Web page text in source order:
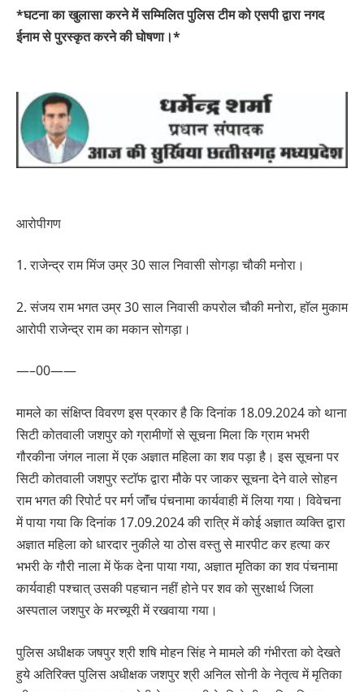
*घटना का खुलासा करने में सम्मिलित पुलिस टीम को एसपी द्वारा नगद
ईनाम से पुरस्कृत करने की घोषणा।*
आरोपीगण
1. राजेन्द्र राम मिंज उम्र 30 साल निवासी सोगड़ा चौकी मनोरा।
2. संजय राम भगत उम्र 30 साल निवासी कपरोल चौकी मनोरा, हाॅल मुकाम
आरोपी राजेन्द्र राम का मकान सोगड़ा।
—–00——
मामले का संक्षिप्त विवरण इस प्रकार है कि दिनांक 18.09.2024 को थाना
सिटी कोतवाली जशपुर को ग्रामीणों से सूचना मिला कि ग्राम भभरी
गौरकीना जंगल नाला में एक अज्ञात महिला का शव पड़ा है। इस सूचना पर
सिटी कोतवाली जशपुर स्टाॅफ द्वारा मौके पर जाकर सूचना देने वाले सोहन
राम भगत की रिपोर्ट पर मर्ग जाॅंच पंचनामा कार्यवाही में लिया गया। विवेचना
में पाया गया कि दिनांक 17.09.2024 की रात्रि में कोई अज्ञात व्यक्ति द्वारा
अज्ञात महिला को धारदार नुकीले या ठोस वस्तु से मारपीट कर हत्या कर
भभरी के गौरी नाला में फेंक देना पाया गया, अज्ञात मृतिका का शव पंचनामा
कार्यवाही पश्चात् उसकी पहचान नहीं होने पर शव को सुरक्षार्थ जिला
अस्पताल जशपुर के मरच्यूरी में रखवाया गया।
पुलिस अधीक्षक जषपुर श्री शषि मोहन सिंह ने मामले की गंभीरता को देखते
हुये अतिरिक्त पुलिस अधीक्षक जशपुर श्री अनिल सोनी के नेतृत्व में मृतिका